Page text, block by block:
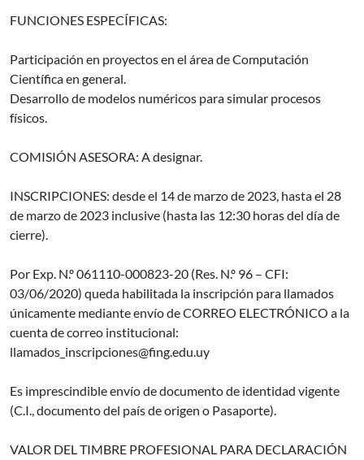
FUNCIONES ESPECÍFICAS:
Participación en proyectos en el área de Computación
Científica en general.
Desarrollo de modelos numéricos para simular procesos
físicos.
COMISIÓN ASESORA: A designar.
INSCRIPCIONES: desde el 14 de marzo de 2023, hasta el 28
de marzo de 2023 inclusive (hasta las 12:30 horas del día de
cierre).
Por Exp. N.º 061110-000823-20 (Res. N.º 96 – CFI:
03/06/2020) queda habilitada la inscripción para llamados
únicamente mediante envío de CORREO ELECTRÓNICO a la
cuenta de correo institucional:
llamados_inscripciones@fing.edu.uy
Es imprescindible envío de documento de identidad vigente
(C.I., documento del país de origen o Pasaporte).
VALOR DEL TIMBRE PROFESIONAL PARA DECLARACIÓN